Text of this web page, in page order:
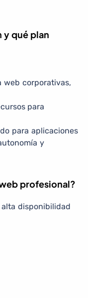
y qué plan
corporativas,
para
para aplicaciones
y
profesional?
disponibilidad